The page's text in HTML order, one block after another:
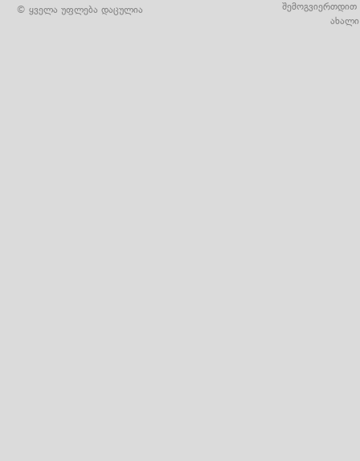
© ყველა უფლება დაცულია
შემოგვიერთდით
ახალი